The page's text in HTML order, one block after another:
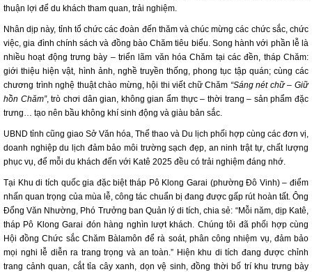
thuận lợi để du khách tham quan, trải nghiệm.
Nhân dịp này, tỉnh tổ chức các đoàn đến thăm và chúc mừng các chức sắc, chức
việc, gia đình chính sách và đồng bào Chăm tiêu biểu. Song hành với phần lễ là
nhiều hoạt động trưng bày – triển lãm văn hóa Chăm tại các đền, tháp Chăm:
giới thiệu hiện vật, hình ảnh, nghề truyền thống, phong tục tập quán; cùng các
chương trình nghệ thuật chào mừng, hội thi viết chữ Chăm “Sáng nét chữ – Giữ
hồn Chăm”, trò chơi dân gian, không gian ẩm thực – thời trang – sản phẩm đặc
trưng… tạo nên bầu không khí sinh động và giàu bản sắc.
UBND tỉnh cũng giao Sở Văn hóa, Thể thao và Du lịch phối hợp cùng các đơn vị,
doanh nghiệp du lịch đảm bảo môi trường sạch đẹp, an ninh trật tự, chất lượng
phục vụ, để mỗi du khách đến với Katê 2025 đều có trải nghiệm đáng nhớ.
Tại Khu di tích quốc gia đặc biệt tháp Pô Klong Garai (phường Đô Vinh) – điểm
nhấn quan trọng của mùa lễ, công tác chuẩn bị đang được gấp rút hoàn tất. Ông
Đổng Văn Nhường, Phó Trưởng ban Quản lý di tích, chia sẻ: “Mỗi năm, dịp Katê,
tháp Pô Klong Garai đón hàng nghìn lượt khách. Chúng tôi đã phối hợp cùng
Hội đồng Chức sắc Chăm Bàlamôn để rà soát, phân công nhiệm vụ, đảm bảo
mọi nghi lễ diễn ra trang trọng và an toàn.” Hiện khu di tích đang được chỉnh
trang cảnh quan, cắt tỉa cây xanh, dọn vệ sinh, đồng thời bố trí khu trưng bày